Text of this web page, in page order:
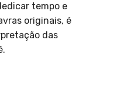
tempo e
originais, é
das